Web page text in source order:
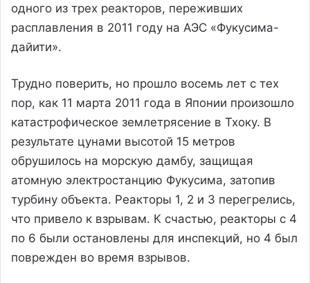
одного из трех реакторов, переживших
расплавления в 2011 году на АЭС «Фукусима-
дайити».
Трудно поверить, но прошло восемь лет с тех
пор, как 11 марта 2011 года в Японии произошло
катастрофическое землетрясение в Тхоку. В
результате цунами высотой 15 метров
обрушилось на морскую дамбу, защищая
атомную электростанцию ​​Фукусима, затопив
турбину объекта. Реакторы 1, 2 и 3 перегрелись,
что привело к взрывам. К счастью, реакторы с 4
по 6 были остановлены для инспекций, но 4 был
поврежден во время взрывов.